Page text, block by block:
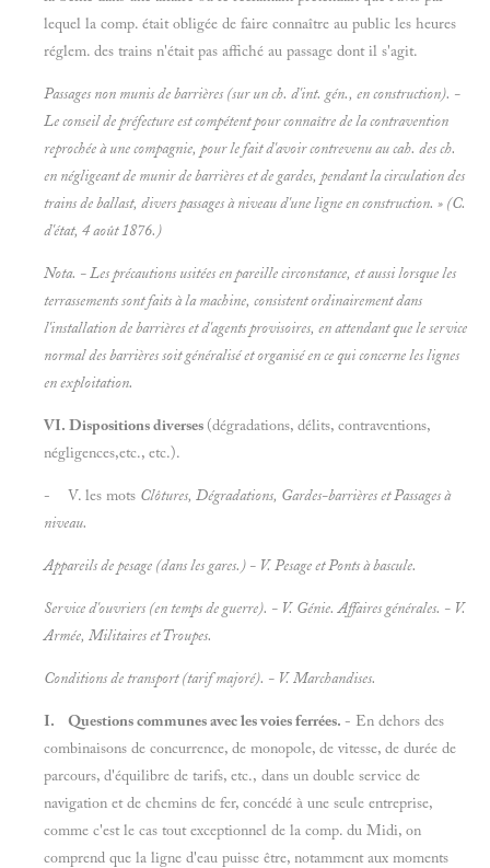
lequel la comp. était obligée de faire connaître au public les heures
réglem. des trains n'était pas affiché au passage dont il s'agit.
Passages non munis de barrières (sur un ch. d'int. gén., en construction). -
Le conseil de préfecture est compétent pour connaître de la contravention
reprochée à une compagnie, pour le fait d'avoir contrevenu au cah. des ch.
en négligeant de munir de barrières et de gardes, pendant la circulation des
trains de ballast, divers passages à niveaud'une ligne en construction. » (C.
d'état, 4 août 1876.)
Nota. - Les précautions usitées en pareille circonstance, et aussi lorsque les
terrassements sont faits à la machine, consistent ordinairement dans
l'installation de barrières et d'agents provisoires, en attendant que leservice
normal des barrières soit généralisé et organisé en ce qui concerne les lignes
enexploitation.
VI. Dispositions diverses (dégradations, délits, contraventions,
négligences,etc., etc.).
- V. les mots Clôtures, Dégradations, Gardes-barrières etPassages à
niveau.
Appareils de pesage (dans les gares.) - V.Pesage etPonts à bascule.
Service d'ouvriers (en temps de guerre). - V. Génie. Affaires générales. - V.
Armée, Militaires etTroupes.
Conditions de transport (tarif majoré). - V.Marchandises.
I. Questions communes avec les voies ferrées. - En dehors des
combinaisons de concurrence, de monopole, de vitesse, de durée de
parcours, d'équilibre de tarifs, etc., dans un double service de
navigation et de chemins de fer, concédé à une seule entreprise,
comme c'est le cas tout exceptionnel de la comp. du Midi, on
comprend que la ligne d'eau puisse être, notamment aux moments